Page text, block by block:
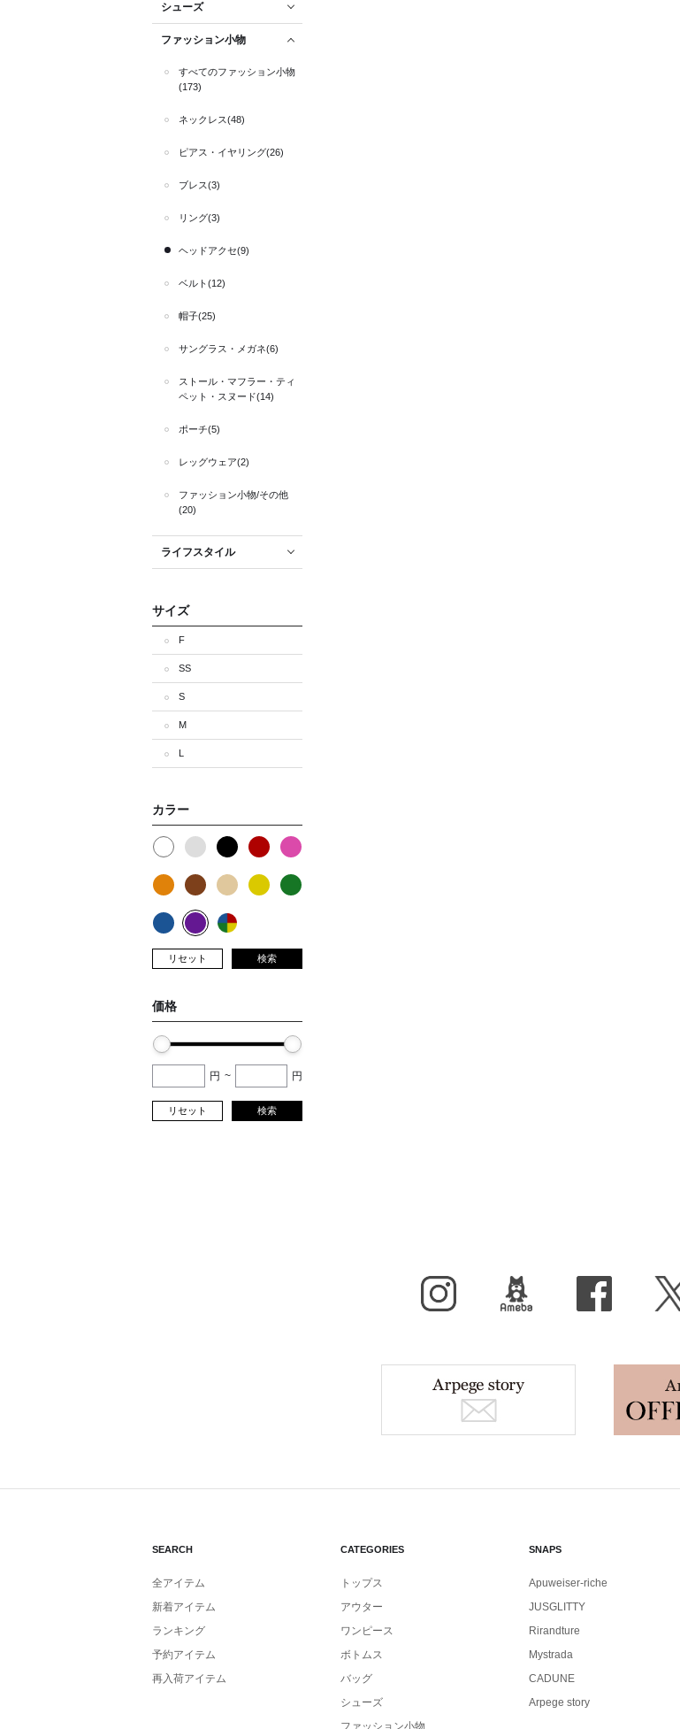
シューズ
ファッション小物
すべてのファッション小物
(173)
ネックレス(48)
ピアス・イヤリング(26)
ブレス(3)
リング(3)
ヘッドアクセ(9)
ベルト(12)
帽子(25)
サングラス・メガネ(6)
ストール・マフラー・ティ
ペット・スヌード(14)
ポーチ(5)
レッグウェア(2)
ファッション小物/その他
(20)
ライフスタイル
サイズ
F
SS
S
M
L
カラー
リセット 検索
価格
円 ~ 円
リセット 検索
SEARCH
全アイテム
新着アイテム
ランキング
予約アイテム
再入荷アイテム
CATEGORIES
トップス
アウター
ワンピース
ボトムス
バッグ
シューズ
ファッション小物
SNAPS
Apuweiser-riche
JUSGLITTY
Rirandture
Mystrada
CADUNE
Arpege story